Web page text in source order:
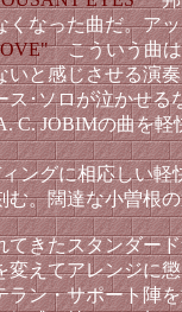
くなった曲だ。ア
こういう曲
いと感じさせる演
ス･ソロが泣かせる
C. JOBIMの曲を
ングに相応しい軽
む。闊達な小曽根
てきたスタンダー
変えてアレンジに
ラン・サポート陣